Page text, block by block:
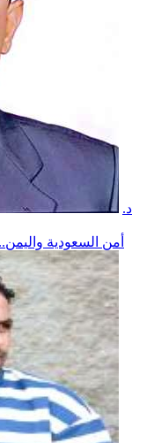
د.
أمن السعودية